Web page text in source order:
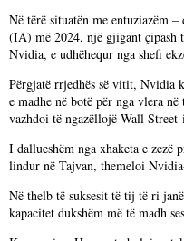
Në tërë situatën me entuziazëm
(IA) më 2024, një gjigant çipash
Nvidia, e udhëhequr nga shefi
Përgjatë rrjedhës së vitit, Nvidia
e madhe në botë për nga vlera
vazhdoi të ngazëllojë Wall
I dallueshëm nga xhaketa e zezë
lindur në Tajvan, themeloi
Në thelb të suksesit të tij të ri
kapacitet dukshëm më të madh